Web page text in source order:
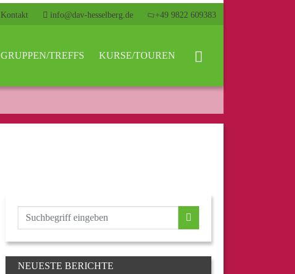
Kontakt info@dav-hesselberg.de +49 9822 609383
GRUPPEN/TREFFS KURSE/TOUREN
NEUESTE BERICHTE